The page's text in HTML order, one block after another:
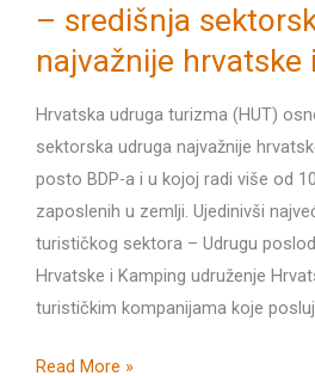
– središnja
najvažnije hrvatske
Hrvatska udruga turizma (HUT)
sektorska udruga najvažnije
posto BDP-a i u kojoj radi više od
zaposlenih u zemlji. Ujedinivši
turističkog sektora – Udrugu
Hrvatske i Kamping udruženje
turističkim kompanijama koje
Hrvatska
Read More »